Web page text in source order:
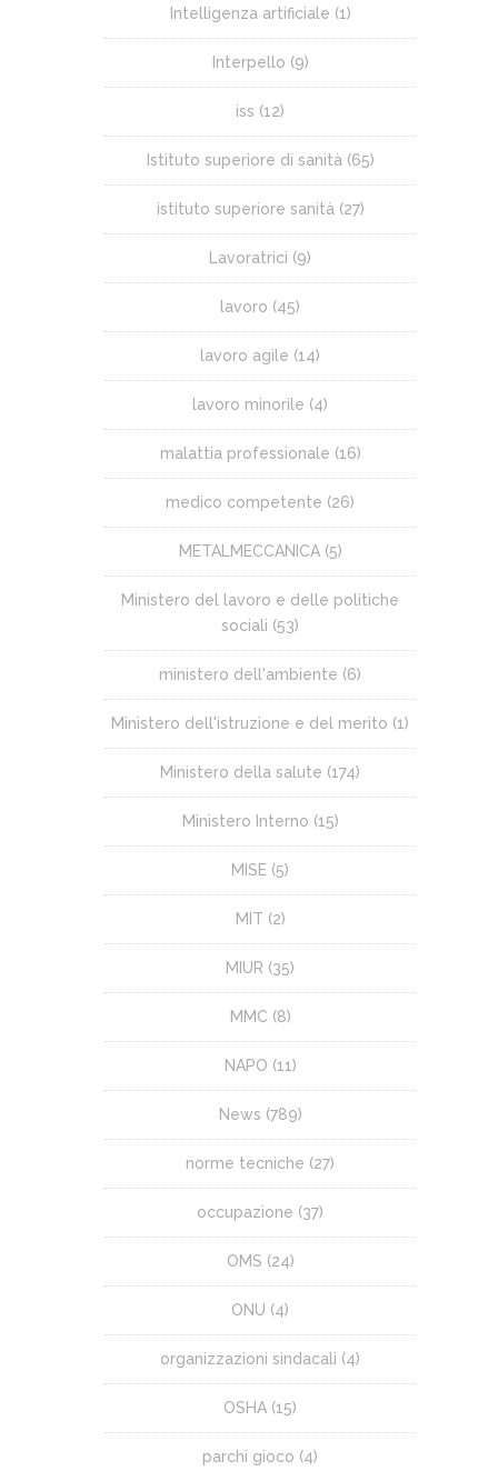
Intelligenza artificiale (1)
Interpello (9)
iss (12)
Istituto superiore di sanità (65)
istituto superiore sanità (27)
Lavoratrici (9)
lavoro (45)
lavoro agile (14)
lavoro minorile (4)
malattia professionale (16)
medico competente (26)
METALMECCANICA(5)
Ministero del lavoro e delle politiche
sociali (53)
ministero dell'ambiente (6)
Ministero dell'istruzione e del merito (1)
Ministero della salute (174)
Ministero Interno (15)
MISE (5)
MIT (2)
MIUR (35)
MMC (8)
NAPO (11)
News (789)
norme tecniche (27)
occupazione (37)
OMS (24)
ONU (4)
organizzazioni sindacali (4)
OSHA (15)
parchi gioco (4)